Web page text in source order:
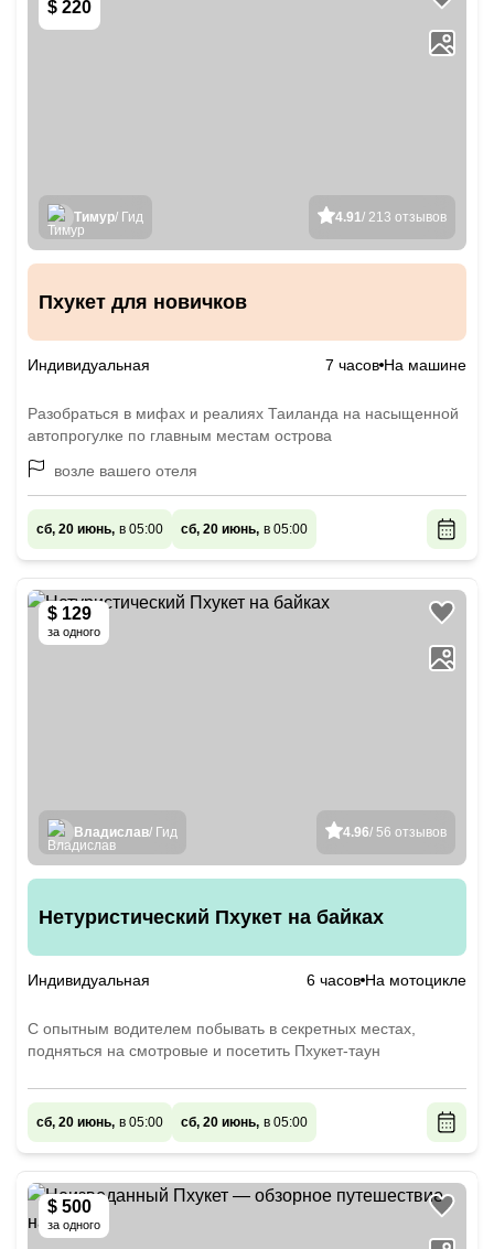
$ 220
4.91/ 213 отзывов
Тимур/ Гид
Пхукет для новичков
Индивидуальная 7 часов На машине
Разобраться в мифах и реалиях Таиланда на насыщенной
автопрогулке по главным местам острова
возле вашего отеля
сб, 20 июнь, в 05:00 сб, 20 июнь, в 05:00
$ 129
за одного
4.96/ 56 отзывов
Владислав/ Гид
Нетуристический Пхукет на байках
Индивидуальная 6 часов На мотоцикле
С опытным водителем побывать в секретных местах,
подняться на смотровые и посетить Пхукет-таун
сб, 20 июнь, в 05:00 сб, 20 июнь, в 05:00
$ 500
за одного